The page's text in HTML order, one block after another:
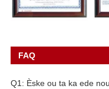
FAQ
Q1: Èske ou ta ka ede